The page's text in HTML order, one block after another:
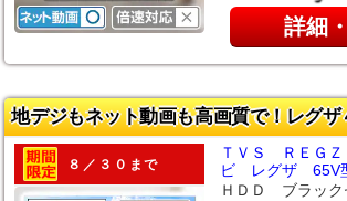
詳細
地デジもネット動画も高画質で！レグ
８／３０まで
ＴＶＳ ＲＥＧ
ビ レグザ 65V
ＨＤＤ ブラック